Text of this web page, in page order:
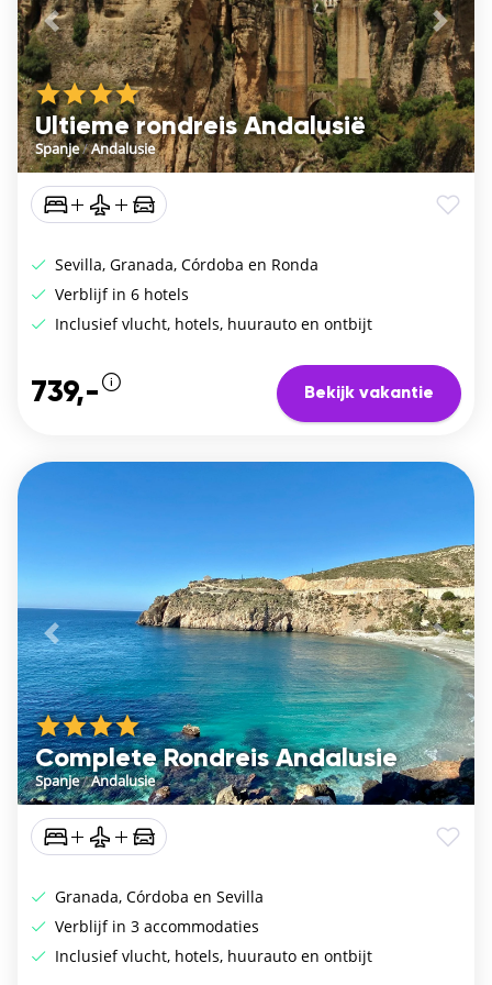
Ultieme rondreis Andalusië
Spanje/Andalusie
Vorige De
Sevilla, Granada, Córdoba en Ronda
Verblijf in 6 hotels
Inclusief vlucht, hotels, huurauto en ontbijt
739,- Bekijk vakantie
Complete Rondreis Andalusie
Spanje/Andalusie
Vorige De
Granada, Córdoba en Sevilla
Verblijf in 3 accommodaties
Inclusief vlucht, hotels, huurauto en ontbijt